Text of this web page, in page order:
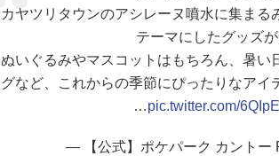
カヤツリタウンのアシレーヌ噴水に集まる
テーマにしたグッズが
ぬいぐるみやマスコットはもちろん、暑い
グなど、これからの季節にぴったりなアイ
…pic.twitter.com/
— 【公式】ポケパーク カントー